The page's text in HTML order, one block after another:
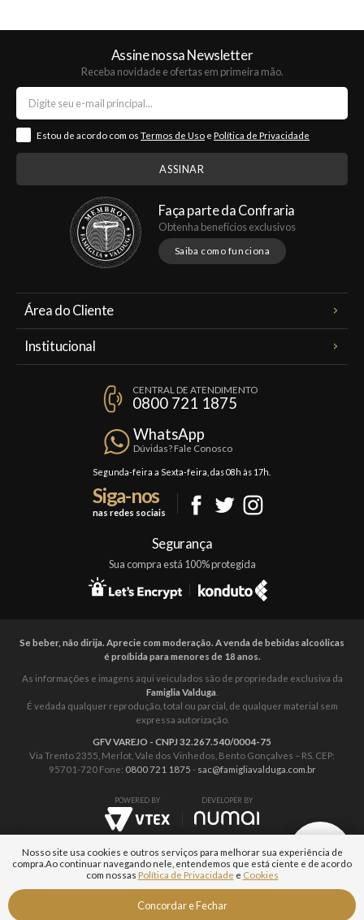
Assine nossa Newsletter
Receba novidade e ofertas em primeira mão.
Estou de acordo com os Termos de Uso e Política de Privacidade
Faça parte da Confraria
Obtenha benefícios exclusivos
Saiba como funciona
Área do Cliente
Meus Pedidos
Institucional
A Famiglia Valduga
Política de Privacidade
Trocas e Devoluções
Formas de Pagamento
CENTRAL DE ATENDIMENTO
0800 721 1875
WhatsApp
Dúvidas? Fale Conosco
Segunda-feira a Sexta-feira, das 08h às 17h.
Siga-nos
nas redes sociais
Segurança
Sua compra está 100% protegida
Se beber, não dirija. Aprecie com moderação. A venda de bebidas alcoólicas
é proíbida para menores de 18 anos.
As informações e imagens aqui veiculados são de propriedade exclusiva da
Famiglia Valduga
É vedada qualquer reprodução, total ou parcial, de qualquer material sem
expressa autorização.
GFV VAREJO - CNPJ 32.267.540/0004-75
Via Trento 2355, Merlot, Vale dos Vinhedos, Bento Gonçalves – RS. CEP:
95701-720 Fone: 0800 721 1875 - sac@famigliavalduga.com.br
POWERED BY DEVELOPER BY
Nosso site usa cookies e outros serviços para melhorar sua experiência de
compra. Ao continuar navegando nele, entendemos que está ciente e de acordo
com nossas Política de Privacidade e Cookies
Concordar e Fechar